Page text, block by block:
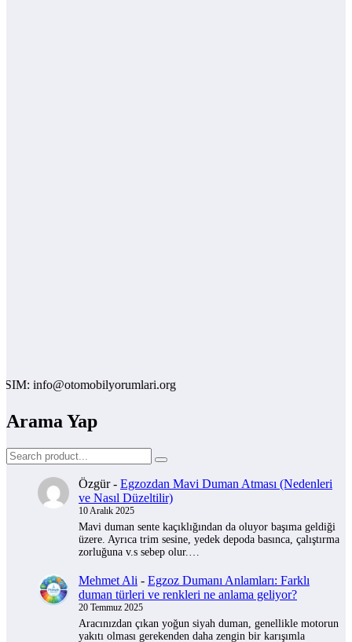
Arama Yap
Özgür- Egzozdan Mavi Duman Atması (Nedenleri
ve Nasıl Düzeltilir)
10 Aralık 2025
Mavi duman sente kaçıklığından da oluyor başıma geldiği
üzere. Ayrıca trim sesine, yedek depoda basınca, çalıştırma
zorluğuna v.s sebep olur.…
Mehmet Ali - Egzoz Dumanı Anlamları: Farklı
duman türleri ve renkleri ne anlama geliyor?
20 Temmuz 2025
Aracınızdan çıkan yoğun siyah duman, genellikle motorun
yakıtı olması gerekenden daha zengin bir karışımla